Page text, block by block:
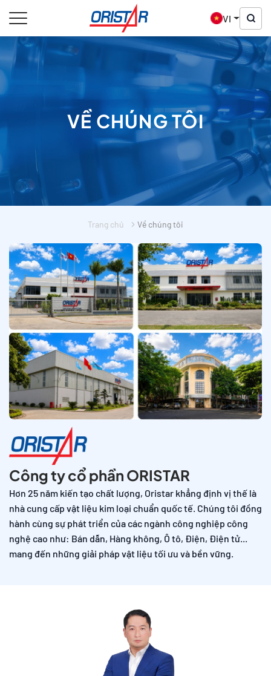
VI
VỀ CHÚNG TÔI
Trang chủ Về chúng tôi
Công ty cổ phần ORISTAR
Hơn 25 năm kiến tạo chất lượng, Oristar khẳng định vị thế là
nhà cung cấp vật liệu kim loại chuẩn quốc tế. Chúng tôi đồng
hành cùng sự phát triển của các ngành công nghiệp công
nghệ cao như: Bán dẫn, Hàng không, Ô tô, Điện, Điện tử...
mang đến những giải pháp vật liệu tối ưu và bền vững.